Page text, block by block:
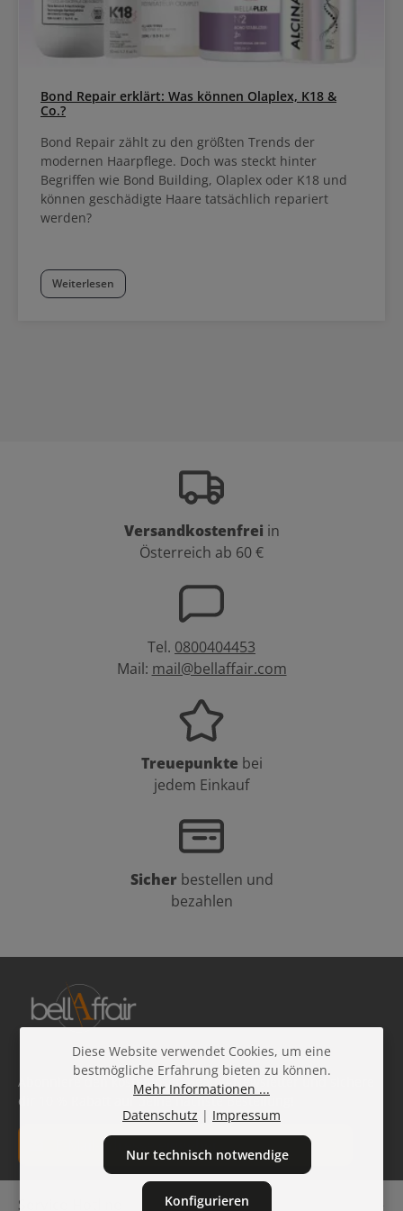
Bond Repair erklärt: Was können Olaplex, K18 &
Co.?
Bond Repair zählt zu den größten Trends der
modernen Haarpflege. Doch was steckt hinter
Begriffen wie Bond Building, Olaplex oder K18 und
können geschädigte Haare tatsächlich repariert
werden?
Weiterlesen
Versandkostenfrei in
Österreich ab 60 €
Tel. 0800404453
Mail: mail@bellaffair.com
Treuepunkte bei
jedem Einkauf
Sicher bestellen und
bezahlen
Abonniere den kostenlosen Beauty-Newsletter und sichere
dir 10 % Rabatt auf deine nächste Bestellung!
E-Mail-Adresse*
Datenschutz
Die mit einem Stern (*) markierten Felder sind
Service-Hotline
Diese Website verwendet Cookies, um eine
bestmögliche Erfahrung bieten zu können.
Mehr Informationen ...
Datenschutz | Impressum
Nur technisch notwendige
Konfigurieren